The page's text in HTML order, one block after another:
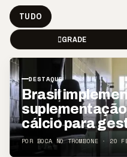
TUDO
GRADE
DESTAQUE
Brasil
cálcio para
POR BOCA NO TROMBONE · 20